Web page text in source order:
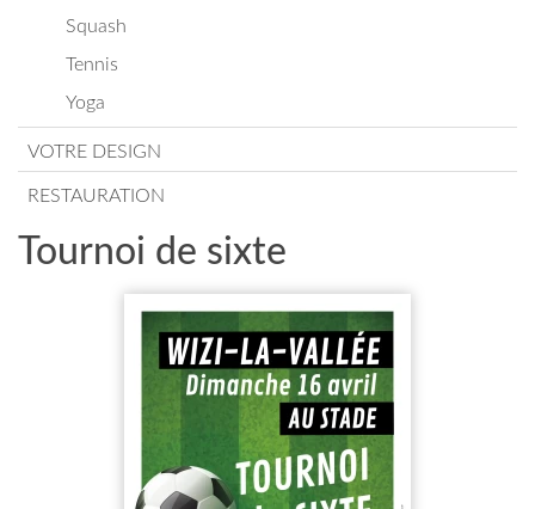
Squash
Tennis
Yoga
VOTRE DESIGN
RESTAURATION
Tournoi de sixte